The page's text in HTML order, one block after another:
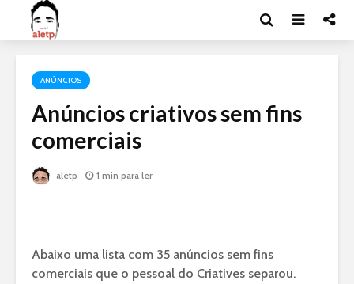
ANÚNCIOS
Anúncios criativos sem fins
comerciais
aletp 1 min para ler
Abaixo uma lista com 35 anúncios sem fins
comerciais que o pessoal do Criatives separou.